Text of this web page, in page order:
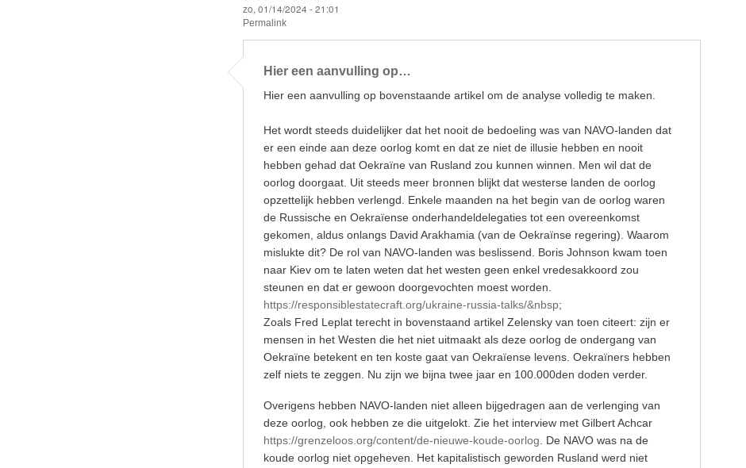
zo, 01/14/2024 - 21:01
Permalink
Hier een aanvulling op…
Hier een aanvulling op bovenstaande artikel om de analyse volledig te maken.
Het wordt steeds duidelijker dat het nooit de bedoeling was van NAVO-landen dat
er een einde aan deze oorlog komt en dat ze niet de illusie hebben en nooit
hebben gehad dat Oekraïne van Rusland zou kunnen winnen. Men wil dat de
oorlog doorgaat. Uit steeds meer bronnen blijkt dat westerse landen de oorlog
opzettelijk hebben verlengd. Enkele maanden na het begin van de oorlog waren
de Russische en Oekraïense onderhandeldelegaties tot een overeenkomst
gekomen, aldus onlangs David Arakhamia (van de Oekraïnse regering). Waarom
mislukte dit? De rol van NAVO-landen was beslissend. Boris Johnson kwam toen
naar Kiev om te laten weten dat het westen geen enkel vredesakkoord zou
steunen en dat er gewoon doorgevochten moest worden.
https://responsiblestatecraft.org/ukraine-russia-talks/&nbsp;
Zoals Fred Leplat terecht in bovenstaand artikel Zelensky van toen citeert: zijn er
mensen in het Westen die het niet uitmaakt als deze oorlog de ondergang van
Oekraïne betekent en ten koste gaat van Oekraïense levens. Oekraïners hebben
zelf niets te zeggen. Nu zijn we bijna twee jaar en 100.000den doden verder.
Overigens hebben NAVO-landen niet alleen bijgedragen aan de verlenging van
deze oorlog, ook hebben ze die uitgelokt. Zie het interview met Gilbert Achcar
https://grenzeloos.org/content/de-nieuwe-koude-oorlog . De NAVO was na de
koude oorlog niet opgeheven. Het kapitalistisch geworden Rusland werd niet